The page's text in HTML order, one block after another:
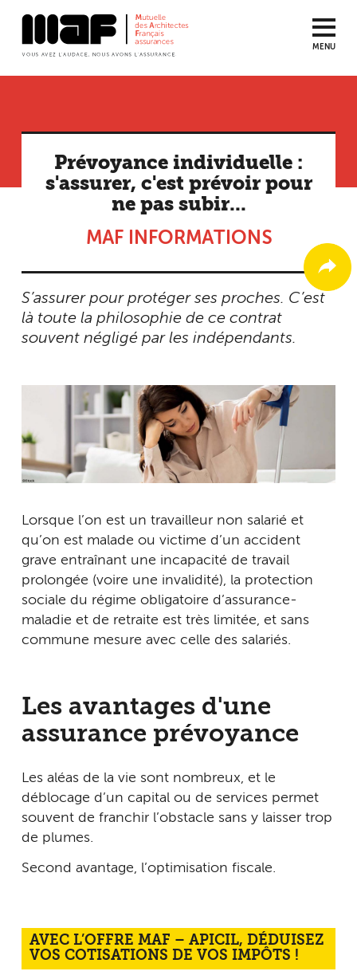
MENU
Prévoyance individuelle :
s'assurer, c'est prévoir pour
ne pas subir...
MAF INFORMATIONS
S’assurer pour protéger ses proches. C’est
là toute la philosophie de ce contrat
souvent négligé par les indépendants.
Lorsque l’on est un travailleur non salarié et
qu’on est malade ou victime d’un accident
grave entraînant une incapacité de travail
prolongée (voire une invalidité), la protection
sociale du régime obligatoire d’assurance-
maladie et de retraite est très limitée, et sans
commune mesure avec celle des salariés.
Les avantages d'une
assurance prévoyance
Les aléas de la vie sont nombreux, et le
déblocage d’un capital ou de services permet
souvent de franchir l’obstacle sans y laisser trop
de plumes.
Second avantage, l’optimisation fiscale.
AVEC L’OFFRE MAF – APICIL, DÉDUISEZ
VOS COTISATIONS DE VOS IMPÔTS !